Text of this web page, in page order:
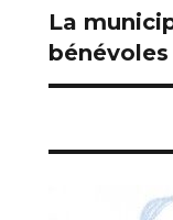
Publication
suivante :
La